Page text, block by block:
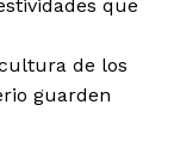
que
de los
guarden